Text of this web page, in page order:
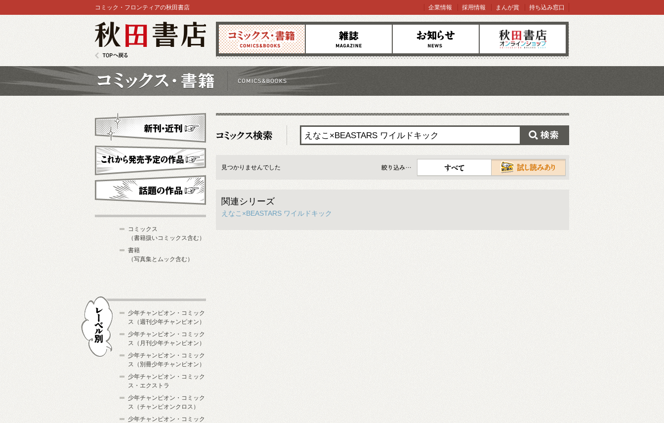
コミックス 雑誌 お知らせ オンラインショップ
コミック・フロンティアの秋田書店 企業情報 採用情報 まんが賞 持ち込み窓口
見つかりませんでした
すべて
関連シリーズ
えなこ×BEASTARS ワイルドキック
新刊・近刊
これから発売予定
コミックス
（書籍扱いコミックス含む）
書籍
（写真集とムック含む）
少年チャンピオン・コミック
ス（週刊少年チャンピオン）
少年チャンピオン・コミック
ス（月刊少年チャンピオン）
少年チャンピオン・コミック
ス（別冊少年チャンピオン）
少年チャンピオン・コミック
ス・エクストラ
少年チャンピオン・コミック
ス（チャンピオンクロス）
少年チャンピオン・コミック